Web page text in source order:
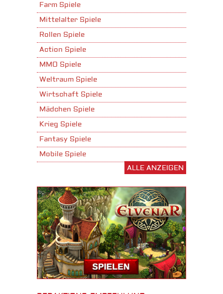
Farm Spiele
Mittelalter Spiele
Rollen Spiele
Action Spiele
MMO Spiele
Weltraum Spiele
Wirtschaft Spiele
Mädchen Spiele
Krieg Spiele
Fantasy Spiele
Mobile Spiele
Download Spiele
3D Spiele
Tablet Spiele
Android Spiele
iPhone Spiele
iOS Spiele
ALLE ANZEIGEN